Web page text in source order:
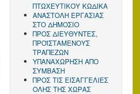
ΠΤΩΧΕΥΤΙΚΟΥ ΚΩΔΙΚΑ
ΑΝΑΣΤΟΛΗ ΕΡΓΑΣΙΑΣ
ΣΤΟ ΔΗΜΟΣΙΟ
ΠΡΟΣ ΔΙΕΥΘΥΝΤΕΣ,
ΠΡΟΪΣΤΑΜΕΝΟΥΣ
ΤΡΑΠΕΖΩΝ
ΥΠΑΝΑΧΩΡΗΣΗ ΑΠΟ
ΣΥΜΒΑΣΗ
ΠΡΟΣ ΤΙΣ ΕΙΣΑΓΓΕΛΙΕΣ
ΟΛΗΣ ΤΗΣ ΧΩΡΑΣ